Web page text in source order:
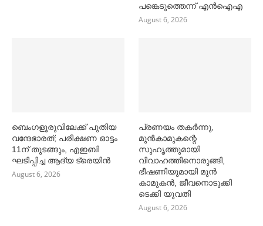
പങ്കെടുത്തെന്ന് എൻഐഎ
August 6, 2026
ബെംഗളൂരുവിലേക്ക് പുതിയ
വന്ദേഭാരത്; പരീക്ഷണ ഓട്ടം
11ന് തുടങ്ങും, എഇബി
ഘടിപ്പിച്ച ആദ്യ ട്രെയിന്‍
August 6, 2026
പ്രണയം തകര്‍ന്നു,
മുൻകാമുകന്റെ
സുഹൃത്തുമായി
വിവാഹത്തിനൊരുങ്ങി,
ഭീഷണിയുമായി മുൻ
കാമുകൻ, ജീവനൊടുക്കി
ടെക്കി യുവതി
August 6, 2026